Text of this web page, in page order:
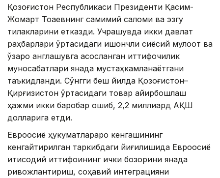
Қозоғистон Республикаси Президенти Қасим-
Жомарт Тоқаевнинг самимий саломи ва эзгу
тилакларини етказди. Учрашувда икки давлат
раҳбарлари ўртасидаги ишончли сиёсий мулоқот ва
ўзаро англашувга асосланган иттифоқчилик
муносабатлари янада мустаҳкамланаётгани
таъкидланди. Сўнгги беш йилда Қозоғистон–
Қирғизистон ўртасидаги товар айирбошлаш
ҳажми икки баробар ошиб, 2,2 миллиард АҚШ
долларига етди.
Евроосиё ҳукуматлараро кенгашининг
кенгайтирилган таркибдаги йиғилишида Евроосиё
иқтисодий иттифоқининг ички бозорини янада
ривожлантириш, соҳавий интеграцияни